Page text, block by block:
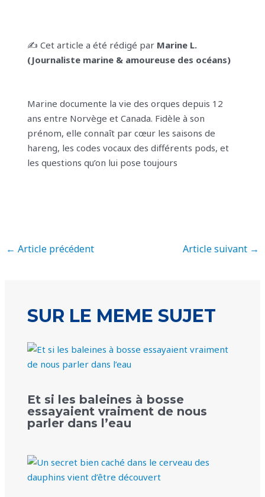
✍️ Cet article a été rédigé par Marine L.
(Journaliste marine & amoureuse des océans)
Marine documente la vie des orques depuis 12
ans entre Norvège et Canada. Fidèle à son
prénom, elle connaît par cœur les saisons de
hareng, les codes vocaux des différents pods, et
les questions qu’on lui pose toujours
← Article précédent Article suivant →
SUR LE MEME SUJET
Et si les baleines à bosse
essayaient vraiment de nous
parler dans l’eau